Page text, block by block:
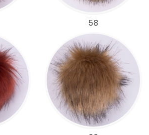
58